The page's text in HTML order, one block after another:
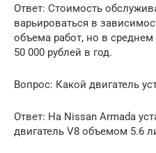
Ответ: Стоимость
варьироваться в
объема работ, но в
50 000 рублей в год.
Вопрос: Какой двигатель
Ответ: На Nissan Armada
двигатель V8 объемом 5.6